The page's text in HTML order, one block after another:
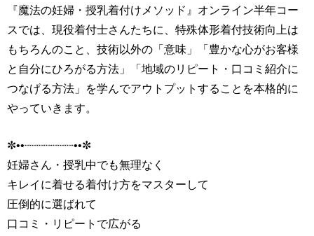
『魔法の妊婦・授乳着付けメソッド』オンライン半年コー
スでは、現役着付士さんたちに、特殊体形着付技術向上は
もちろんのこと、技術以外の「意味」「豊かな心がお客様
と自分にひろがる方法」「地域のリピート・口コミ紹介に
つなげる方法」を学んでアウトプットすることを本格的に
やっていきます。
✼••┈┈┈┈┈┈┈••✼
妊婦さん・授乳中でも無理なく
キレイに着せる着付け方をマスターして
圧倒的に選ばれて
口コミ・リピートで広がる